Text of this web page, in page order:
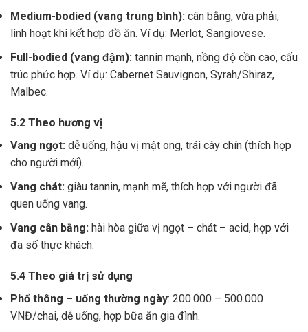
Medium-bodied (vang trung bình): cân bằng, vừa phải,
linh hoạt khi kết hợp đồ ăn. Ví dụ: Merlot, Sangiovese.
Full-bodied (vang đậm): tannin mạnh, nồng độ cồn cao, cấu
trúc phức hợp. Ví dụ: Cabernet Sauvignon, Syrah/Shiraz,
Malbec.
5.2 Theo hương vị
Vang ngọt: dễ uống, hậu vị mật ong, trái cây chín (thích hợp
cho người mới).
Vang chát: giàu tannin, mạnh mẽ, thích hợp với người đã
quen uống vang.
Vang cân bằng: hài hòa giữa vị ngọt – chát – acid, hợp với
đa số thực khách.
5.4 Theo giá trị sử dụng
Phổ thông – uống thường ngày: 200.000 – 500.000
VNĐ/chai, dễ uống, hợp bữa ăn gia đình.